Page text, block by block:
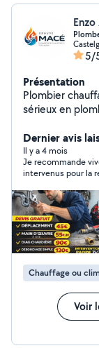
5/
Présentation
Plombier chauffagiste Intervention
sérieux en
chaudière (gaz / fioul) Recherche de
perte de pression Remplacement vase
Vanne 3 voies /
chauffage Débouchage évier, WC, canalisations Petits
travaux de plomberie Intervention
et alentours.
Dernier avis
Il y a 4 mois
Je recommande
intervenus pour la
l’intervention a été
L’équipe est
pour votre sérieux
Chauffage ou
Voir